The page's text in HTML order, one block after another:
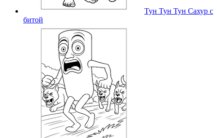
Тун Тун Тун Сахур с
битой